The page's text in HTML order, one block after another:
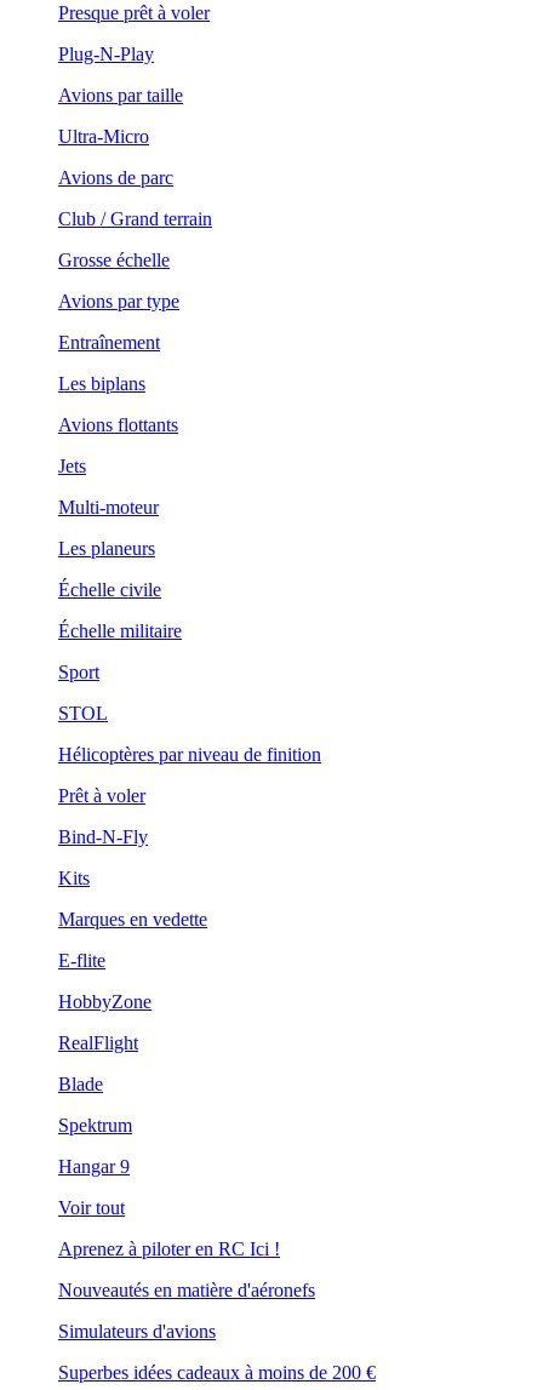
Presque prêt à voler
Plug-N-Play
Avions par taille
Ultra-Micro
Avions de parc
Club / Grand terrain
Grosse échelle
Avions par type
Entraînement
Les biplans
Avions flottants
Jets
Multi-moteur
Les planeurs
Échelle civile
Échelle militaire
Sport
STOL
Hélicoptères par niveau de finition
Prêt à voler
Bind-N-Fly
Kits
Marques en vedette
E-flite
HobbyZone
RealFlight
Blade
Spektrum
Hangar 9
Voir tout
Aprenez à piloter en RC Ici !
Nouveautés en matière d'aéronefs
Simulateurs d'avions
Superbes idées cadeaux à moins de 200 €